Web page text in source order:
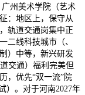
州美术学院（艺术
：地区上，保守从
轨道交通岗集中正
二线科技城市（、
）中等，新兴研发
交通）福利完美但
，优先“双一流”院
）。对于河南2027年